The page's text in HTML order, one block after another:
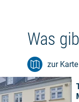
Was
zur Karte